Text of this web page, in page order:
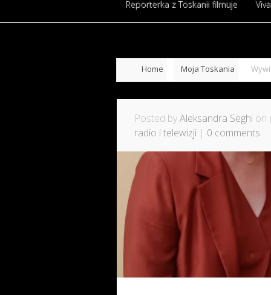
Reporterka z Toskanii filmuje
Home Moja Toskania
Posted byAleksandra Seghi on
radio i telewizji | 0 comments